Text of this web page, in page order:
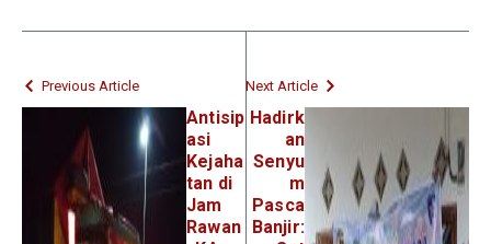
Previous Article
Antisip
asi
Kejaha
tan di
Jam
Rawan
Next Article
Hadirk
an
Senyu
m
Pasca
Banjir: